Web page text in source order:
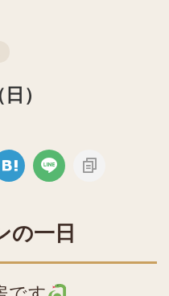
）
の一日